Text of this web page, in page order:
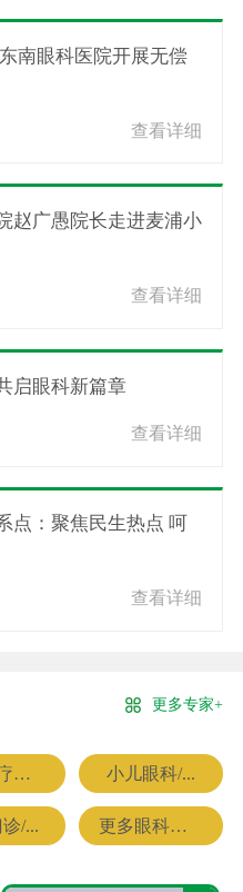
南眼科医院开展无偿
查看详细
赵广愚院长走进麦浦小
查看详细
启眼科新篇章
查看详细
点：聚焦民生热点 呵
查看详细
更多专家+
近视诊疗专科 小儿眼科/...
/... 更多眼科专家